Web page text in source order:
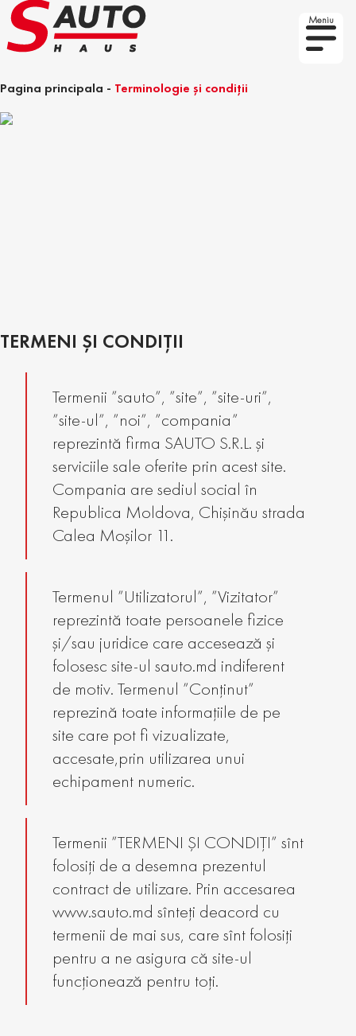
Meniu
Pagina principala - Terminologie și condiții
TERMENI ȘI CONDIȚII
Termenii ”sauto”, ”site”, ”site-uri”,
”site-ul”, ”noi”, ”compania”
reprezintă firma SAUTO S.R.L. și
serviciile sale oferite prin acest site.
Compania are sediul social în
Republica Moldova, Chișinău strada
Calea Moșilor 11.
Termenul ”Utilizatorul”, ”Vizitator”
reprezintă toate persoanele fizice
și/sau juridice care accesează și
folosesc site-ul sauto.md indiferent
de motiv. Termenul ”Conținut”
reprezină toate informațiile de pe
site care pot fi vizualizate,
accesate,prin utilizarea unui
echipament numeric.
Termenii ”TERMENI ȘI CONDIȚI” sînt
folosiți de a desemna prezentul
contract de utilizare. Prin accesarea
www.sauto.md sînteți deacord cu
termenii de mai sus, care sînt folosiți
pentru a ne asigura că site-ul
funcționează pentru toți.